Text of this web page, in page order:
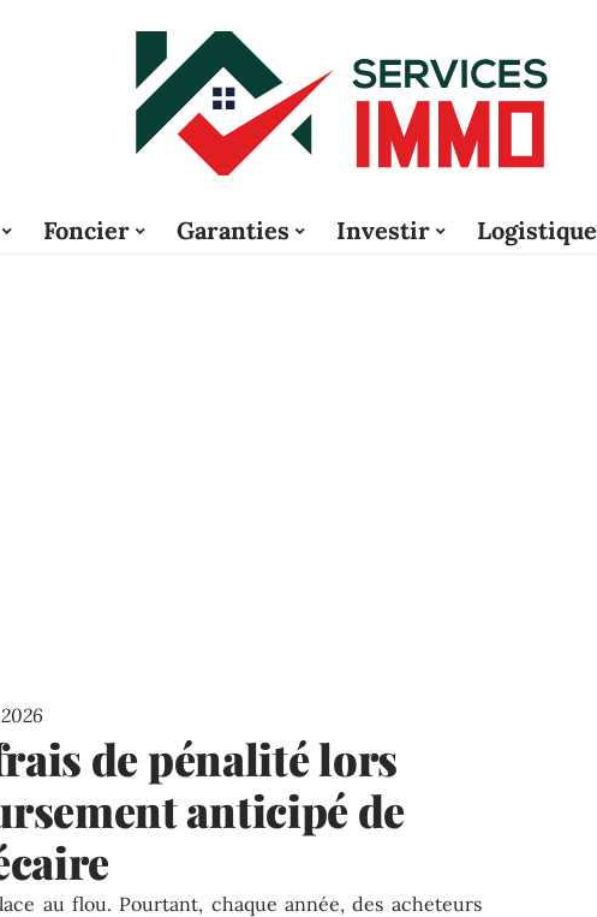
Foncier Garanties Investir Logistique
de pénalité lors
anticipé de
au flou. Pourtant, chaque année, des acheteurs